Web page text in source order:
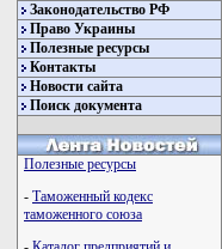
Законодательство РФ
Право Украины
Полезные ресурсы
Контакты
Новости сайта
Поиск документа
Полезные ресурсы
- Таможенный кодекс
таможенного союза